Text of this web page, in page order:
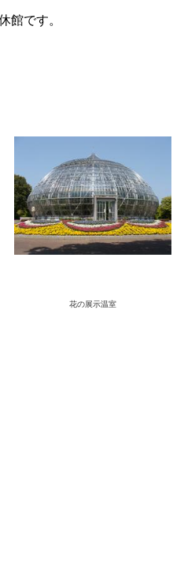
館です。
所 花の展示温室